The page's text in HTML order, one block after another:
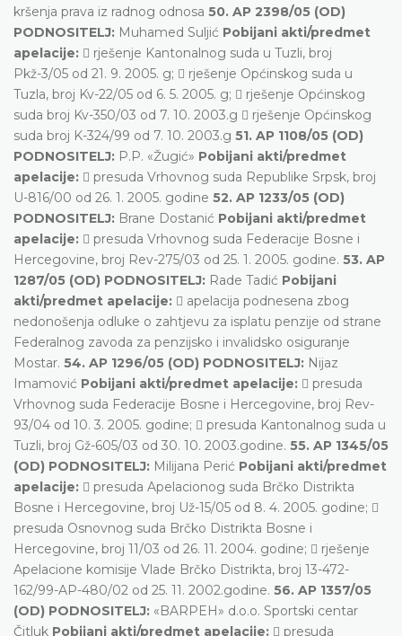
kršenja prava iz radnog odnosa 50. AP 2398/05 (OD)
PODNOSITELJ: Muhamed Suljić Pobijani akti/predmet
apelacije:  rješenje Kantonalnog suda u Tuzli, broj
Pkž-3/05 od 21. 9. 2005. g;  rješenje Općinskog suda u
Tuzla, broj Kv-22/05 od 6. 5. 2005. g;  rješenje Općinskog
suda broj Kv-350/03 od 7. 10. 2003.g  rješenje Općinskog
suda broj K-324/99 od 7. 10. 2003.g 51. AP 1108/05 (OD)
PODNOSITELJ: P.P. «Žugić» Pobijani akti/predmet
apelacije:  presuda Vrhovnog suda Republike Srpsk, broj
U-816/00 od 26. 1. 2005. godine 52. AP 1233/05 (OD)
PODNOSITELJ: Brane Dostanić Pobijani akti/predmet
apelacije:  presuda Vrhovnog suda Federacije Bosne i
Hercegovine, broj Rev-275/03 od 25. 1. 2005. godine. 53. AP
1287/05 (OD) PODNOSITELJ: Rade Tadić Pobijani
akti/predmet apelacije:  apelacija podnesena zbog
nedonošenja odluke o zahtjevu za isplatu penzije od strane
Federalnog zavoda za penzijsko i invalidsko osiguranje
Mostar. 54. AP 1296/05 (OD) PODNOSITELJ: Nijaz
Imamović Pobijani akti/predmet apelacije:  presuda
Vrhovnog suda Federacije Bosne i Hercegovine, broj Rev-
93/04 od 10. 3. 2005. godine;  presuda Kantonalnog suda u
Tuzli, broj Gž-605/03 od 30. 10. 2003.godine. 55. AP 1345/05
(OD) PODNOSITELJ: Milijana Perić Pobijani akti/predmet
apelacije:  presuda Apelacionog suda Brčko Distrikta
Bosne i Hercegovine, broj Už-15/05 od 8. 4. 2005. godine; 
presuda Osnovnog suda Brčko Distrikta Bosne i
Hercegovine, broj 11/03 od 26. 11. 2004. godine;  rješenje
Apelacione komisije Vlade Brčko Distrikta, broj 13-472-
162/99-AP-480/02 od 25. 11. 2002.godine. 56. AP 1357/05
(OD) PODNOSITELJ: «BARPEH» d.o.o. Sportski centar
Čitluk Pobijani akti/predmet apelacije:  presuda